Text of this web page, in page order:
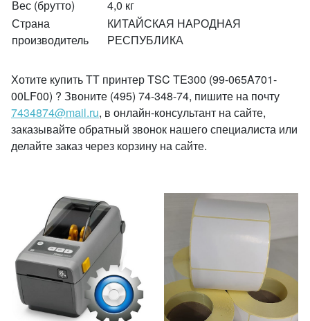
Вес (брутто)
4,0 кг
Страна
производитель
КИТАЙСКАЯ НАРОДНАЯ
РЕСПУБЛИКА
Хотите купить ТТ принтер TSC TE300 (99-065A701-
00LF00) ? Звоните (495) 74-348-74, пишите на почту
7434874@mail.ru, в онлайн-консультант на сайте,
заказывайте обратный звонок нашего специалиста или
делайте заказ через корзину на сайте.